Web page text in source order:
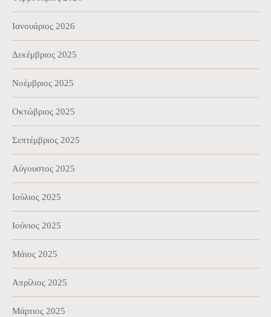
Ιανουάριος 2026
Δεκέμβριος 2025
Νοέμβριος 2025
Οκτώβριος 2025
Σεπτέμβριος 2025
Αύγουστος 2025
Ιούλιος 2025
Ιούνιος 2025
Μάιος 2025
Απρίλιος 2025
Μάρτιος 2025